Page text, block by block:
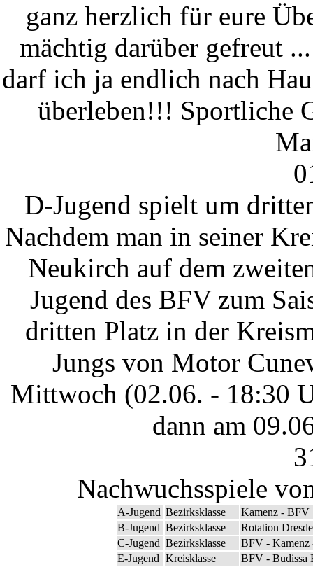
ganz herzlich für eure
mächtig darüber gefreut
darf ich ja endlich nach
überleben!!! Sportliche
D-Jugend spielt um
Nachdem man in seiner
Neukirch auf dem
Jugend des BFV zum
dritten Platz in der
Jungs von Motor
Mittwoch (02.06. - 18:30
dann am
Nachwuchsspiele
A-Jugend Bezirksklasse
Kamenz - BFV
B-Jugend Bezirksklasse
Rotation
C-Jugend Bezirksklasse
BFV - Kamenz
E-Jugend Kreisklasse
BFV - Budissa